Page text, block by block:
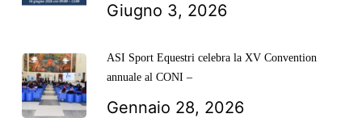
Giugno 3, 2026
ASI Sport Equestri celebra la XV Convention
annuale al CONI –
Gennaio 28, 2026